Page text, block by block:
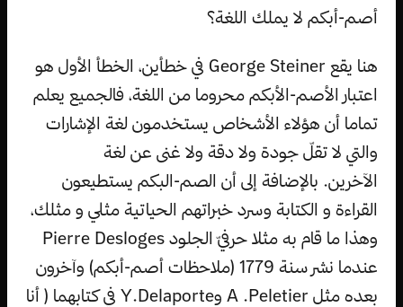
أصم-أبكم لا يملك اللغة؟
هنا يقع George Steiner في خطأين، الخطأ الأول هو
اعتبار الأصم-الأبكم محروما من اللغة، فالجميع يعلم
تماما أن هؤلاء الأشخاص يستخدمون لغة الإشارات
والتي لا تقلّ جودة ولا دقة ولا غنى عن لغة
الآخرين. بالإضافة إلى أن الصم-البكم يستطيعون
القراءة و الكتابة وسرد خبراتهم الحياتية مثلي و مثلك،
وهذا ما قام به مثلا حرفيّ الجلود Pierre Desloges
عندما نشر سنة 1779 (ملاحظات أصم-أبكم) وآخرون
بعده مثل A .Peletier وY.Delaporte في كتابهما ( أنا